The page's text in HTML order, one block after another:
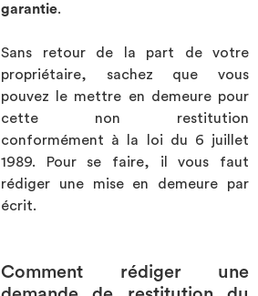
garantie.
Sans retour de la part de votre
propriétaire, sachez que vous
pouvez le mettre en demeure pour
cette non restitution
conformément à la loi du 6 juillet
1989. Pour se faire, il vous faut
rédiger une mise en demeure par
écrit.
Comment rédiger une